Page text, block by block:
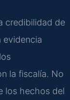
credibilidad de
evidencia
la fiscalía. No
los hechos del